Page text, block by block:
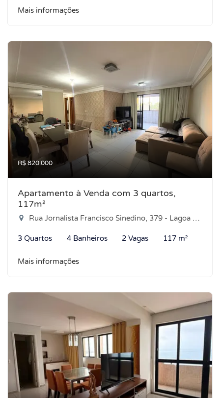
Mais informações
R$ 820.000
Apartamento à Venda com 3 quartos,
117m²
Rua Jornalista Francisco Sinedino, 379 - Lagoa Nova, Natal-RN
3 Quartos 4 Banheiros 2 Vagas 117 m²
Mais informações